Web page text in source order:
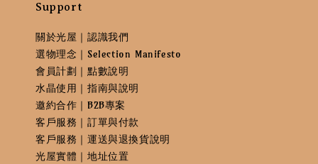
Support
關於光屋｜認識我們
選物理念｜Selection Manifesto
會員計劃｜點數說明
水晶使用｜指南與說明
邀約合作｜B2B專案
客戶服務｜訂單與付款
客戶服務｜運送與退換貨說明
光屋實體｜地址位置